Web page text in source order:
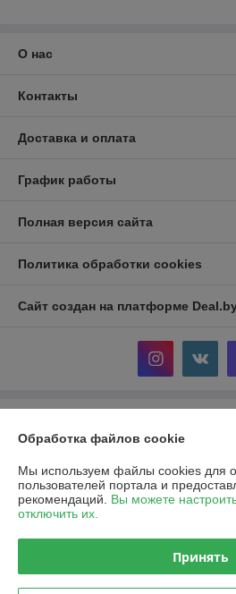
О нас
Контакты
Доставка и оплата
График работы
Полная версия сайта
Политика обработки cookies
Сайт создан на платформе
«Ивкомпрайм»
220012, г. Минск, пер. Калинина, д.16,
Регистрационный номер ЕГР: 193930318
УНП: 193930318
Регистрационный орган: Минский
Обработка файлов cookie
Мы используем файлы cookies для
пользователей портала и
рекомендаций. Вы можете
отключить их.
Принять